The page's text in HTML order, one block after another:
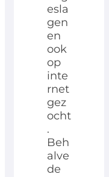
esla
gen
en
ook
op
inte
rnet
gez
ocht
.
Beh
alve
de